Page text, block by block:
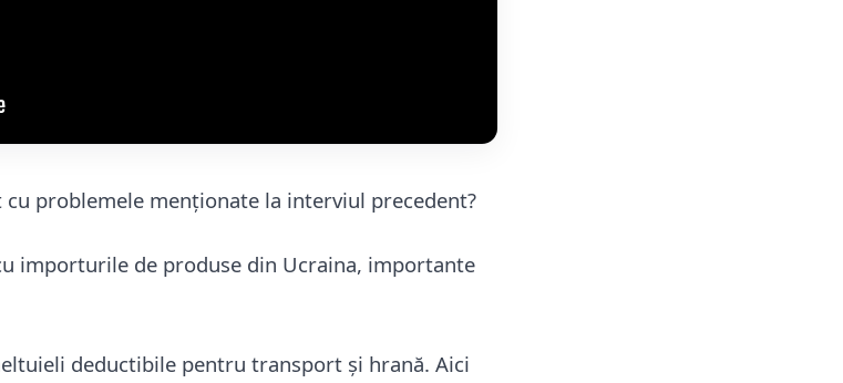
problemele menționate la interviul precedent?
importurile de produse din Ucraina, importante
deductibile pentru transport și hrană. Aici